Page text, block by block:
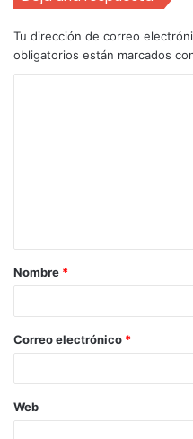
Tu dirección de correo
obligatorios están marcados
Nombre *
Correo electrónico *
Web